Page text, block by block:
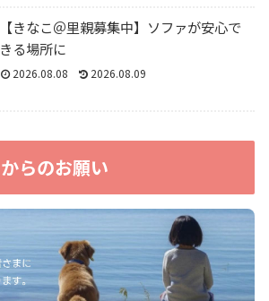
【きなこ＠里親募集中】ソファが安心で
きる場所に
2026.08.08 2026.08.09
らのお願い